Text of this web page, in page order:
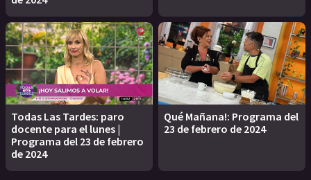
Todas Las Tardes: paro
docente para el lunes |
Programa del 23 de febrero
de 2024
Qué Mañana!: Programa del
23 de febrero de 2024